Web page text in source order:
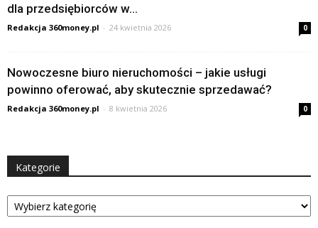
dla przedsiębiorców w...
Redakcja 360money.pl - 24 kwietnia 2026 0
Nowoczesne biuro nieruchomości – jakie usługi
powinno oferować, aby skutecznie sprzedawać?
Redakcja 360money.pl - 8 kwietnia 2026 0
Kategorie
Kategorie